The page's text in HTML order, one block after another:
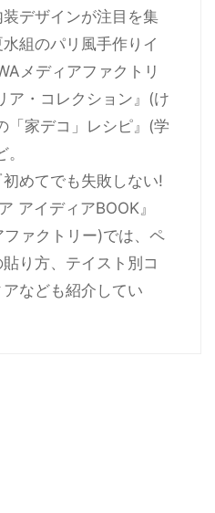
デザインが注目を集
組のパリ風手作りイ
メディアファクトリ
ア・コレクション』(け
「家デコ」レシピ』(学
めてでも失敗しない!
アイディアBOOK』
ァクトリー)では、ペ
り方、テイスト別コ
なども紹介してい